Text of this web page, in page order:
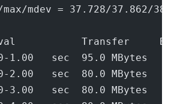
mdev = 37.728/37.862/
Transfer
1.00   sec  95.0
2.00   sec  80.0
3.00   sec  80.0